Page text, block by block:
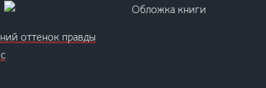
оттенок правды